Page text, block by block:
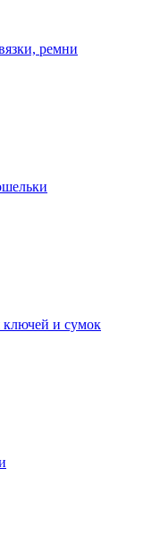
ремни
ключей и сумок